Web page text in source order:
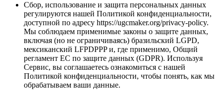
Сбор, использование и защита персональных данных
регулируются нашей Политикой конфиденциальности,
доступной по адресу https://ugcmaker.org/privacy-policy.
Мы соблюдаем применимые законы о защите данных,
включая (но не ограничиваясь) бразильский LGPD,
мексиканский LFPDPPP и, где применимо, Общий
регламент ЕС по защите данных (GDPR). Используя
Сервис, вы соглашаетесь ознакомиться с нашей
Политикой конфиденциальности, чтобы понять, как мы
обрабатываем ваши данные.